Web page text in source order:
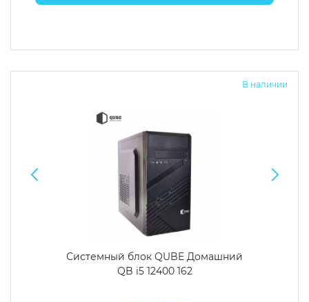
В наличии
Системный блок QUBE Домашний
QB i5 12400 162